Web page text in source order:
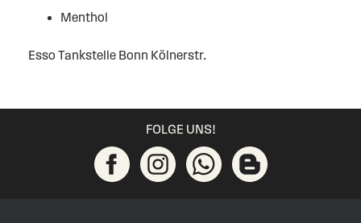
Menthol
Esso Tankstelle Bonn Kölnerstr.
FOLGE UNS!